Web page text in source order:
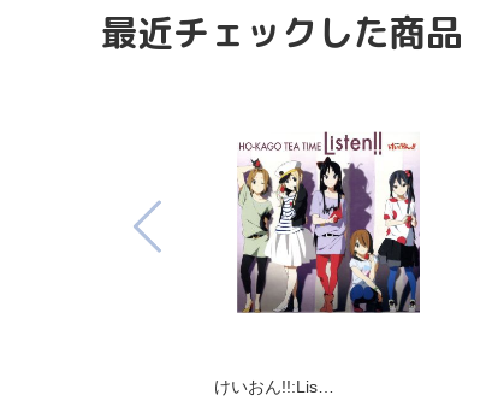
最近チェックした商品
けいおん!!:Lis…